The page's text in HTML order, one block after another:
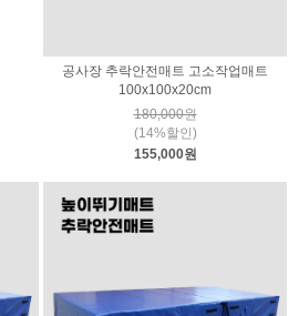
공사장 추락안전매트 고소작업매트
100x100x20cm
180,000원
(14%할인)
155,000원